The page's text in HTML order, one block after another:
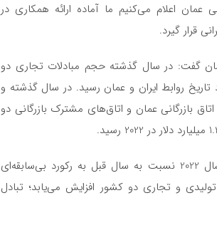
اعلام می‌کنیم ما آماده ارائه همکاری در
قرار گیرد.
گفت: در سال گذشته حجم مبادلات تجاری دو
تاریخ روابط ایران و عمان رسید. در سال گذشته و
بازرگانی عمان و اتاق‌های مشترک بازرگانی دو
رازقی ادامه داد: حجم مبادلات تجاری دو کشور با رشد 41 درصد در سال 2022 نسبت به سال قبل به رکورد بی‌سابقه‌ای
و تجاری دو کشور افزایش می‌یابد؛ تبادل